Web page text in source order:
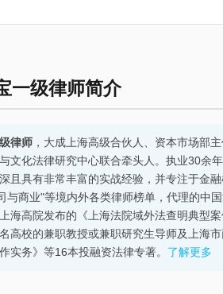
一级律师简介
律师，大成上海高级合伙人、资本市场部
文化法律研究中心联合牵头人。执业30余
且具有非常丰富的实战经验，并专注于金
与商业"等境内外各类律师榜单，代理的中
海高院发布的《上海法院域外法查明典型
高校的兼职教授或兼职研究生导师及上海
实务》等16本投融资法律专著。 了解更多